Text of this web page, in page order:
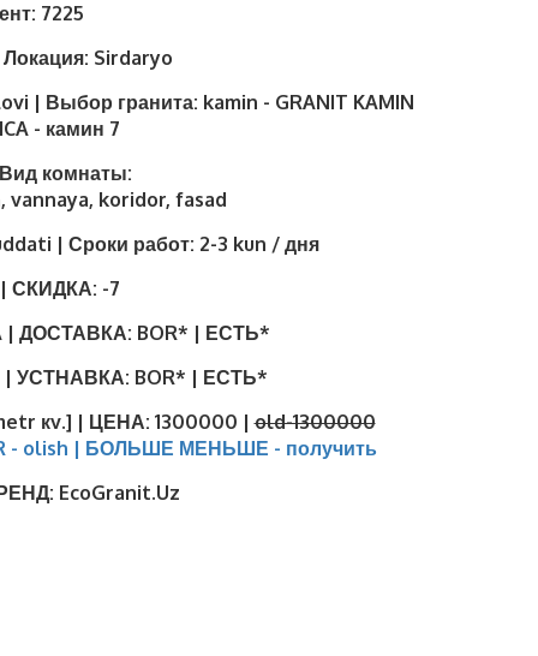
7225
Sirdaryo
| Выбор гранита: kamin - GRANIT KAMIN
- камин 7
комнаты:
vannaya, koridor, fasad
| Сроки работ: 2-3 kun / дня
| СКИДКА: -7
| ДОСТАВКА: BOR* | ЕСТЬ*
| УСТНАВКА: BOR* | ЕСТЬ*
кv.] | ЦЕНА: 1300000 |old-1300000
- olish | БОЛЬШЕ МЕНЬШЕ - получить
EcoGranit.Uz